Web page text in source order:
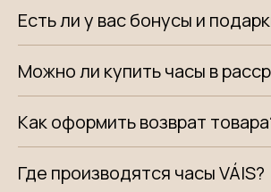
Есть ли у вас бонусы и
Можно ли купить часы в
Как оформить возврат
Где производятся часы VÁIS?